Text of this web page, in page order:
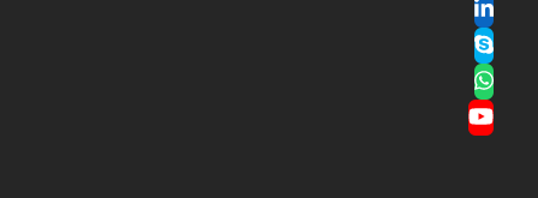
LinkedIn
Skype
Whatsapp
YouTube